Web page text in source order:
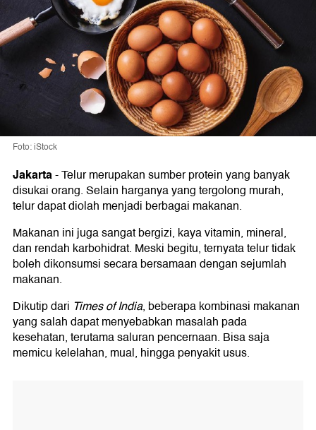
Foto: iStock
Jakarta-Telur merupakan sumber protein yang banyak
disukai orang. Selain harganya yang tergolong murah,
telur dapat diolah menjadi berbagai makanan.
Makanan ini juga sangat bergizi, kaya vitamin, mineral,
dan rendah karbohidrat. Meski begitu, ternyata telur tidak
boleh dikonsumsi secara bersamaan dengan sejumlah
makanan.
Dikutip dari Times of India, beberapa kombinasi makanan
yang salah dapat menyebabkan masalah pada
kesehatan, terutama saluran pencernaan. Bisa saja
memicu kelelahan, mual, hingga penyakit usus.